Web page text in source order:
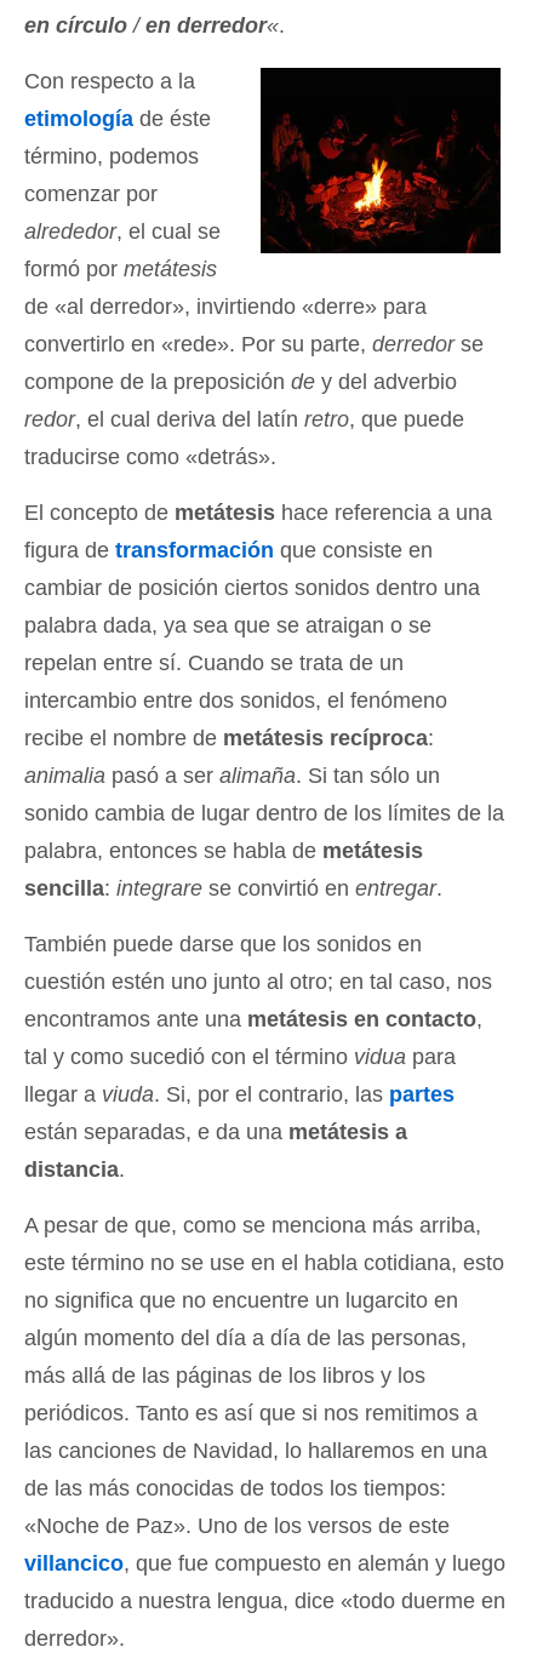
en círculo /en derredor«.
Con respecto a la
etimología de éste
término, podemos
comenzar por
alrededor, el cual se
formó por metátesis
de «al derredor», invirtiendo «derre» para
convertirlo en «rede». Por su parte, derredorse
compone de la preposición de y del adverbio
redor, el cual deriva del latín retro, que puede
traducirse como «detrás».
El concepto de metátesis hace referencia a una
figura de transformación que consiste en
cambiar de posición ciertos sonidos dentro una
palabra dada, ya sea que se atraigan o se
repelan entre sí. Cuando se trata de un
intercambio entre dos sonidos, el fenómeno
recibe el nombre de metátesis recíproca:
animalia pasó a ser alimaña. Si tan sólo un
sonido cambia de lugar dentro de los límites de la
palabra, entonces se habla de metátesis
sencilla: integrare se convirtió en entregar.
También puede darse que los sonidos en
cuestión estén uno junto al otro; en tal caso, nos
encontramos ante una metátesis en contacto,
tal y como sucedió con el término vidua para
llegar a viuda. Si, por el contrario, las partes
están separadas, e da una metátesis a
distancia.
A pesar de que, como se menciona más arriba,
este término no se use en el habla cotidiana, esto
no significa que no encuentre un lugarcito en
algún momento del día a día de las personas,
más allá de las páginas de los libros y los
periódicos. Tanto es así que si nos remitimos a
las canciones de Navidad, lo hallaremos en una
de las más conocidas de todos los tiempos:
«Noche de Paz». Uno de los versos de este
villancico, que fue compuesto en alemán y luego
traducido a nuestra lengua, dice «todo duerme en
derredor».